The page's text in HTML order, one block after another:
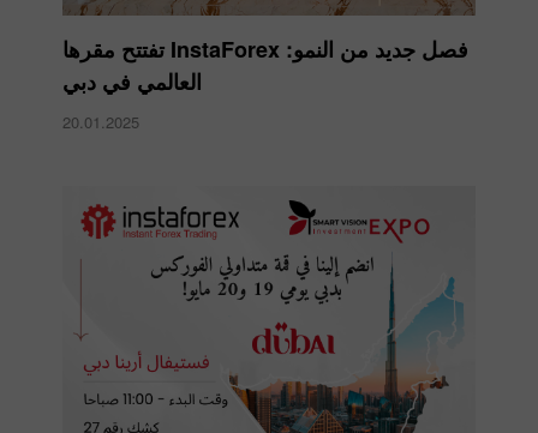
​فصل جديد من النمو: InstaForex تفتتح مقرها
العالمي في دبي
20.01.2025